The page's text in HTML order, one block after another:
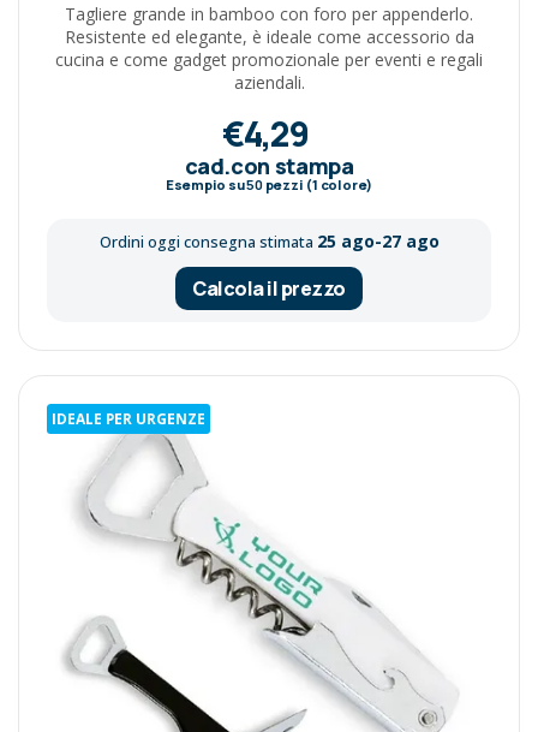
Tagliere grande in bamboo con foro per appenderlo.
Resistente ed elegante, è ideale come accessorio da
cucina e come gadget promozionale per eventi e regali
aziendali.
€4,29
cad.con stampa
Esempio su50pezzi (1 colore)
Ordini oggi consegna stimata 25 ago-27 ago
Calcola il prezzo
IDEALE PER URGENZE